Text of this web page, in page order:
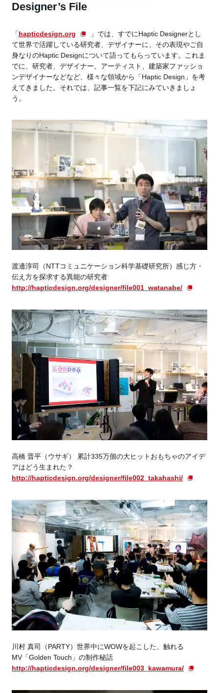
Designer’s File
「hapticdesign.org 」では、すでにHaptic Designerとし
て世界で活躍している研究者、デザイナーに、その表現やご自
身なりのHaptic Designについて語ってもらっています。
これま
でに、 研究者、デザイナー、アーティスト、建築家ファッショ
ンデザイナーなどなど、様々な領域から「Haptic Design 」を考
えてきました。それでは、記事一覧を下記にみていきましょ
う。
渡邊淳司（NTTコミュニケーション科学基礎研究所）感じ方・
伝え方を探求する異能の研究者
http://hapticdesign.org/designer/file001_watanabe/
高橋 晋平（ウサギ） 累計335万個の大ヒットおもちゃのアイデ
アはどう生まれた？
http://hapticdesign.org/designer/file002_takahashi/
川村 真司（PARTY）世界中にWOWを起こした、触れる
MV「Golden Touch」の制作秘話
http://hapticdesign.org/designer/file003_kawamura/